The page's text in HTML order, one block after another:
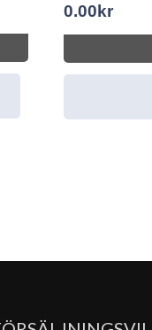
0.00 kr